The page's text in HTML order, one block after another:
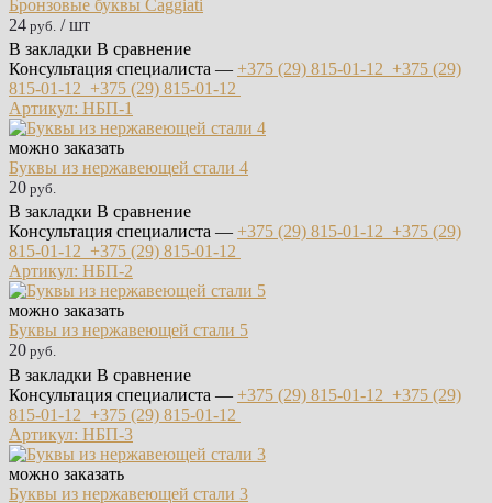
Бронзовые буквы Caggiati
24 руб. / шт
В закладки В сравнение
Консультация специалиста — +375 (29) 815-01-12 +375 (29)
815-01-12 +375 (29) 815-01-12
Артикул: НБП-1
можно заказать
Буквы из нержавеющей стали 4
20 руб.
В закладки В сравнение
Консультация специалиста — +375 (29) 815-01-12 +375 (29)
815-01-12 +375 (29) 815-01-12
Артикул: НБП-2
можно заказать
Буквы из нержавеющей стали 5
20 руб.
В закладки В сравнение
Консультация специалиста — +375 (29) 815-01-12 +375 (29)
815-01-12 +375 (29) 815-01-12
Артикул: НБП-3
можно заказать
Буквы из нержавеющей стали 3